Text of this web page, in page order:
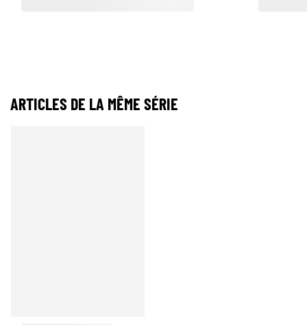
ARTICLES DE LA MÊME SÉRIE